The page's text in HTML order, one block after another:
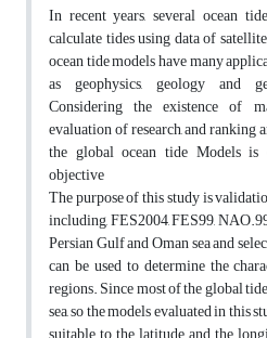
In recent years, several ocean
calculate tides using data of
ocean tide models have many
as geophysics, geology and
Considering­ the existence of
evaluation of research, and ranking
the global ocean tide Models is
objective
The purpose of this study is
including, FES2004, FES99,
Persian Gulf and Oman sea and
can be used to determine the
regions. Since most of the global
sea, so the models evaluated in this